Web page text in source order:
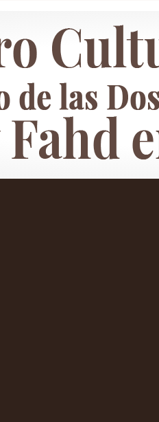
Fahd en Argentina